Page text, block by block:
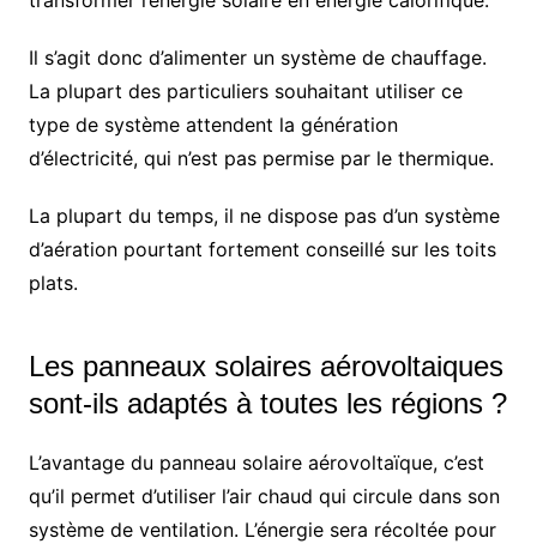
Il s’agit donc d’alimenter un système de chauffage.
La plupart des particuliers souhaitant utiliser ce
type de système attendent la génération
d’électricité, qui n’est pas permise par le thermique.
La plupart du temps, il ne dispose pas d’un système
d’aération pourtant fortement conseillé sur les toits
plats.
Les panneaux solaires aérovoltaiques
sont-ils adaptés à toutes les régions ?
L’avantage du panneau solaire aérovoltaïque, c’est
qu’il permet d’utiliser l’air chaud qui circule dans son
système de ventilation. L’énergie sera récoltée pour